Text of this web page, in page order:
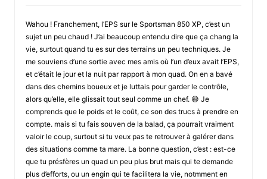
Wahou ! Franchement, l’EPS sur le Sportsman 850 XP, c’est un
sujet un peu chaud ! J’ai beaucoup entendu dire que ça chang la
vie, surtout quand tu es sur des terrains un peu techniques. Je
me souviens d’une sortie avec mes amis où l’un d’eux avait l’EPS,
et c’était le jour et la nuit par rapport à mon quad. On en a bavé
dans des chemins boueux et je luttais pour garder le contrôle,
alors qu’elle, elle glissait tout seul comme un chef. 😅 Je
comprends que le poids et le coût, ce son des trucs à prendre en
compte. mais si tu fais souven de la balad, ça pourrait vraiment
valoir le coup, surtout si tu veux pas te retrouver à galérer dans
des situations comme ta mare. La bonne question, c’est : est-ce
que tu présfères un quad un peu plus brut mais qui te demande
plus d’efforts, ou un engin qui te facilitera la vie, notmment en